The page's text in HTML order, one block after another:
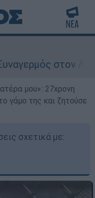
στον
μου»: 27χρονη
γάμο της και ζητούσε
σχετικά με: